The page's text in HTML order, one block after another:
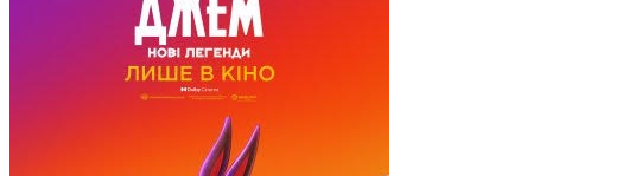
навчального року? Поради